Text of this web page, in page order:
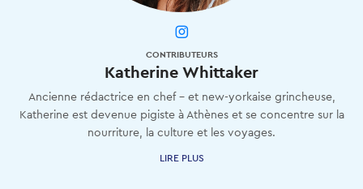
CONTRIBUTEURS
Katherine Whittaker
Ancienne rédactrice en chef - et new-yorkaise grincheuse,
Katherine est devenue pigiste à Athènes et se concentre sur la
nourriture, la culture et les voyages.
LIRE PLUS